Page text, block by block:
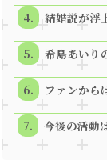
結婚説が浮
希島あいり
ファンから
今後の活動